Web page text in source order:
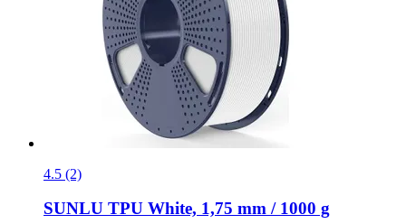
4.5 (2)
SUNLU TPU White, 1,75 mm / 1000 g